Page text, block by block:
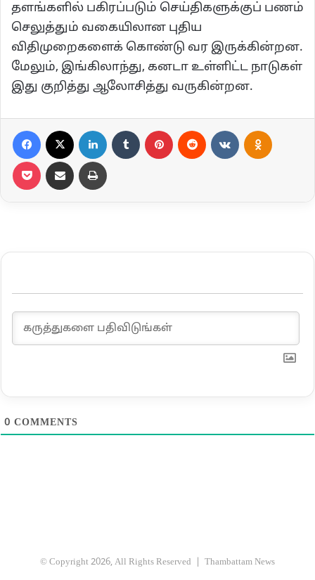
தளங்களில் பகிரப்படும் செய்திகளுக்குப் பணம்
செலுத்தும் வகையிலான புதிய
விதிமுறைகளைக் கொண்டு வர இருக்கின்றன.
மேலும், இங்கிலாந்து, கனடா உள்ளிட்ட நாடுகள்
இது குறித்து ஆலோசித்து வருகின்றன.
Facebook LinkedIn Tumblr Pinterest Reddit VKontakte
Pocket Share via Email Print
0 COMMENTS
© Copyright 2026, All Rights Reserved | Thambattam News